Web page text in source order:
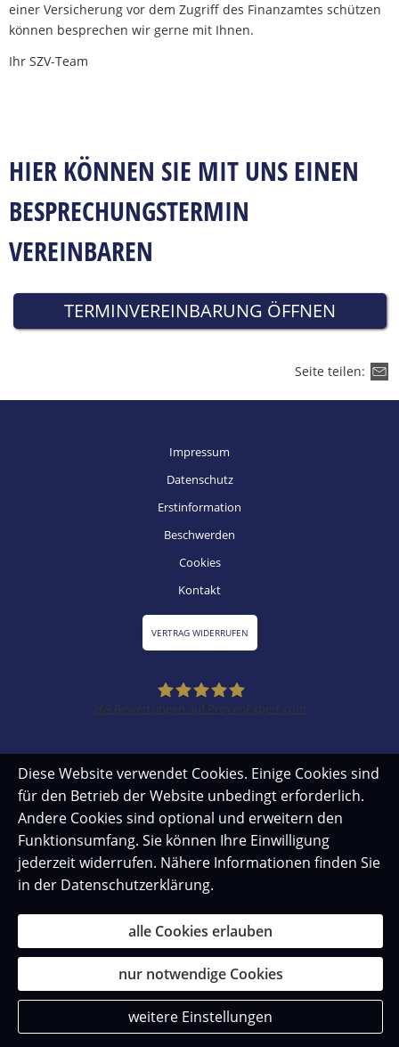
einer Versicherung vor dem Zugriff des Finanzamtes schützen
können besprechen wir gerne mit Ihnen.
Ihr SZV-Team
HIER KÖNNEN SIE MIT UNS EINEN
BESPRECHUNGSTERMIN
VEREINBAREN
TERMINVEREINBARUNG ÖFFNEN
Seite teilen:
Impressum
Datenschutz
Erstinformation
Beschwerden
Cookies
Kontakt
VERTRAG WIDERRUFEN
269 Bewertungen auf ProvenExpert.com
Diese Website verwendet Cookies. Einige Cookies sind
für den Betrieb der Website unbedingt erforderlich.
Andere Cookies sind optional und erweitern den
Funktionsumfang. Sie können Ihre Einwilligung
jederzeit widerrufen. Nähere Informationen finden Sie
in der Datenschutzerklärung.
alle Cookies erlauben
nur notwendige Cookies
weitere Einstellungen